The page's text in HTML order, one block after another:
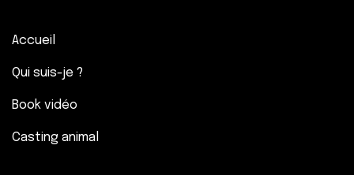
Accueil
Qui suis-je ?
Book vidéo
Casting animal